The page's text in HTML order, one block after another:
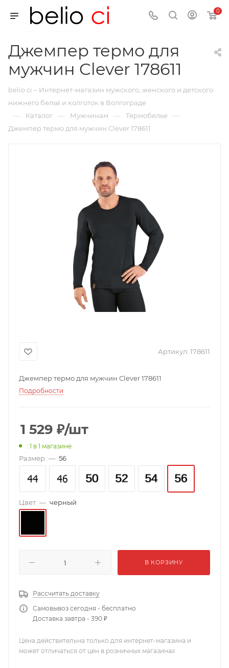
0
Джемпер термо для
мужчин Clever 178611
belio ci – Интернет-магазин мужского, женского и детского
нижнего белья и колготок в Волгограде
— Каталог — Мужчинам — Термобелье —
Джемпер термо для мужчин Clever 178611
Артикул: 178611
Джемпер термо для мужчин Clever 178611
Подробности
1 529 ₽/шт
: 1 в 1 магазине
Размер — 56
Цвет — черный
В КОРЗИНУ
Рассчитать доставку
Самовывоз сегодня - бесплатно
Доставка завтра - 390 ₽
Цена действительна только для интернет-магазина и
может отличаться от цен в розничных магазинах